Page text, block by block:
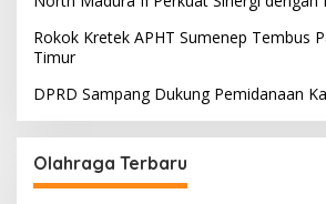
Rokok Kretek APHT Sumenep Tembus
Timur
DPRD Sampang Dukung Pemidanaan
Olahraga Terbaru